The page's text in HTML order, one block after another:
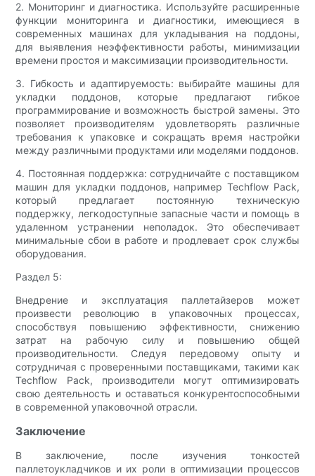
2. Мониторинг и диагностика. Используйте расширенные
функции мониторинга и диагностики, имеющиеся в
современных машинах для укладывания на поддоны,
для выявления неэффективности работы, минимизации
времени простоя и максимизации производительности.
3. Гибкость и адаптируемость: выбирайте машины для
укладки поддонов, которые предлагают гибкое
программирование и возможность быстрой замены. Это
позволяет производителям удовлетворять различные
требования к упаковке и сокращать время настройки
между различными продуктами или моделями поддонов.
4. Постоянная поддержка: сотрудничайте с поставщиком
машин для укладки поддонов, например Techflow Pack,
который предлагает постоянную техническую
поддержку, легкодоступные запасные части и помощь в
удаленном устранении неполадок. Это обеспечивает
минимальные сбои в работе и продлевает срок службы
оборудования.
Раздел 5:
Внедрение и эксплуатация паллетайзеров может
произвести революцию в упаковочных процессах,
способствуя повышению эффективности, снижению
затрат на рабочую силу и повышению общей
производительности. Следуя передовому опыту и
сотрудничая с проверенными поставщиками, такими как
Techflow Pack, производители могут оптимизировать
свою деятельность и оставаться конкурентоспособными
в современной упаковочной отрасли.
Заключение
В заключение, после изучения тонкостей
паллетоукладчиков и их роли в оптимизации процессов